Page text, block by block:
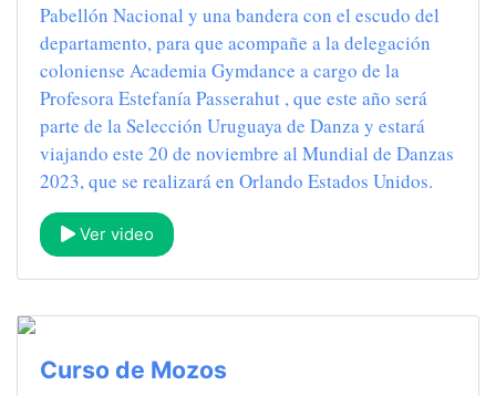
Pabellón Nacional y una bandera con el escudo del
departamento, para que acompañe a la delegación
coloniense Academia Gymdance a cargo de la
Profesora Estefanía Passerahut , que este año será
parte de la Selección Uruguaya de Danza y estará
viajando este 20 de noviembre al Mundial de Danzas
2023, que se realizará en Orlando Estados Unidos.
Ver video
Curso de Mozos